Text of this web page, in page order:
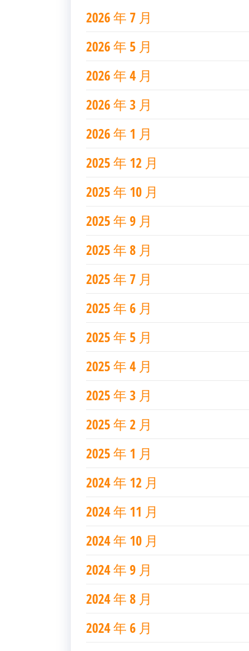
2026 年 7 月
2026 年 5 月
2026 年 4 月
2026 年 3 月
2026 年 1 月
2025 年 12 月
2025 年 10 月
2025 年 9 月
2025 年 8 月
2025 年 7 月
2025 年 6 月
2025 年 5 月
2025 年 4 月
2025 年 3 月
2025 年 2 月
2025 年 1 月
2024 年 12 月
2024 年 11 月
2024 年 10 月
2024 年 9 月
2024 年 8 月
2024 年 6 月